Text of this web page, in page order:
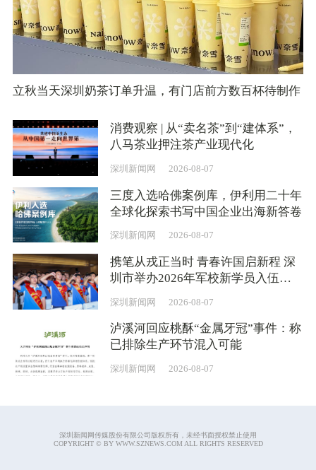
立秋当天深圳奶茶订单升温，有门店前方数百杯待制作
消费观察 | 从“卖名茶”到“建体系”，
八马茶业押注茶产业现代化
深圳新闻网 2026-08-07
三度入选哈佛案例库，伊利用二十年
全球化探索书写中国企业出海新答卷
深圳新闻网 2026-08-07
携笔从戎正当时 青春许国启新程 深
圳市举办2026年军校新学员入伍
（学）欢送仪式
深圳新闻网 2026-08-07
泸溪河回应桃酥“金属牙冠”事件：称
已排除生产环节混入可能
深圳新闻网 2026-08-07
深圳新闻网传媒股份有限公司版权所有，未经书面授权禁止使用
COPYRIGHT © BY WWW.SZNEWS.COM ALL RIGHTS RESERVED